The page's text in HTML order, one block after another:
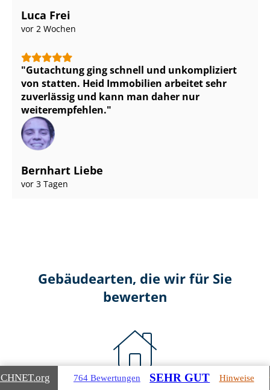
Luca Frei
vor 2 Wochen
Gutachtung ging schnell und unkompliziert
von statten. Heid Immobilien arbeitet sehr
zuverlässig und kann man daher nur
weiterempfehlen.
Bernhart Liebe
vor 3 Tagen
Gebäudearten, die wir für Sie
bewerten
.org 764 Bewertungen SEHR GUT Hinweise